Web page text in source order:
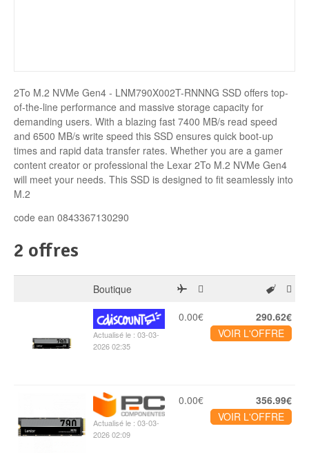
2To M.2 NVMe Gen4 - LNM790X002T-RNNNG SSD offers top-
of-the-line performance and massive storage capacity for
demanding users. With a blazing fast 7400 MB/s read speed
and 6500 MB/s write speed this SSD ensures quick boot-up
times and rapid data transfer rates. Whether you are a gamer
content creator or professional the Lexar 2To M.2 NVMe Gen4
will meet your needs. This SSD is designed to fit seamlessly into
M.2
code ean 0843367130290
2 offres
Boutique
Actualisé le : 03-03-
2026 02:35
0.00€
290.62€
VOIR L'OFFRE
Actualisé le : 03-03-
2026 02:09
0.00€
356.99€
VOIR L'OFFRE